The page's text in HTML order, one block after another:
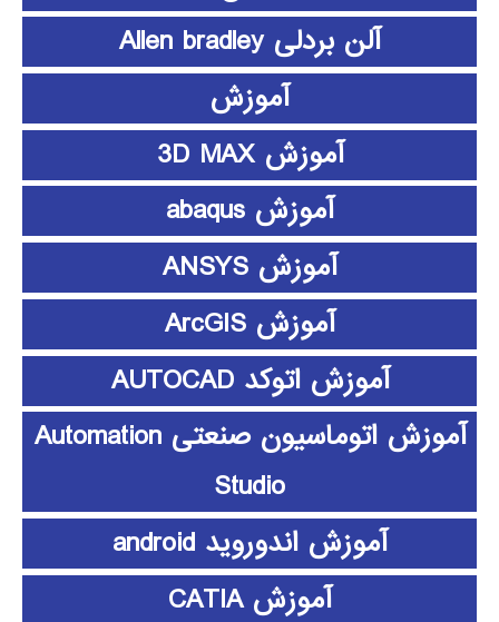
آلن بردلی Allen bradley
آموزش
آموزش 3D MAX
آموزش abaqus
آموزش ANSYS
آموزش ArcGIS
آموزش اتوکد AUTOCAD
آموزش اتوماسیون صنعتی Automation
Studio
آموزش اندوروید android
آموزش CATIA